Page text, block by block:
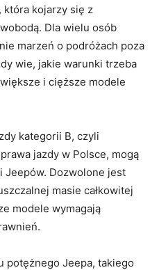
która kojarzy się z
Dla wielu osób⁢
marzeń o ​podróżach poza​
wie,⁢ jakie warunki trzeba
i cięższe ‍modele
kategorii B,​ czyli
jazdy w Polsce, mogą
Jeepów. Dozwolone jest
⁣masie ⁣całkowitej
modele wymagają
‌potężnego Jeepa, ⁣takiego